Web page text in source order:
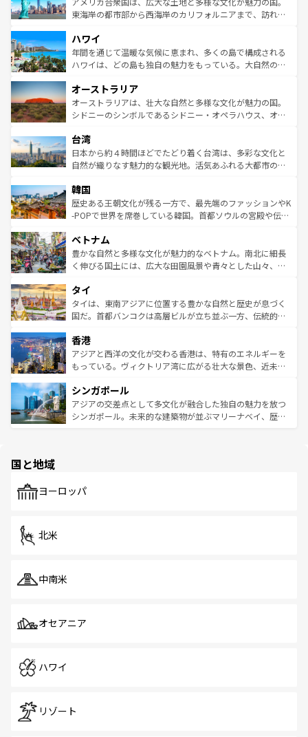
ことができる。国民の所得が高いため物価も高いが、旅行
ば市内交通費無料で観光を楽しむこともできる。 なお、新
着のスイス情報はコンテンツ一覧 を参照してほしい。
東海岸の都市部から西海岸のカリフォルニアまで、訪れる
のような巨大都市は、観光、ショッピング、エンターテイ
ンメントが詰まった刺激的なスポットだ。一方、アメリカ
西部には大自然が広がり、グランドキャニオンやイエロー
部のニューオーリンズでは、音楽と美食が融合した独特の
文化が魅力。旅行者はアメリカの各地域で異なる魅力を楽
しみながら、その多様性と豊かな歴史を感じることができ
ならではの贅沢な旅のスタイルだ。 なお、新着のアメリカ
情報はコンテンツ一覧を参照してほしい。
ハワイ
年間を通じて温暖な気候に恵まれ、多くの島で構成される
ハワイは、どの島も独自の魅力をもっている。大自然の神
ワイ島は見逃せない。また、定番の観光地といえばオアフ
島だが、静かな自然を求めるならマウイ島やカウアイ島が
おすすめ。エメラルドグリーンに輝く海をはじめ、豊かな
れるおもてなしの心で訪れる人々を迎えてくれるハワイの
人々、おいしいローカルフードやハワイアンミュージッ
ク、伝統的なフラダンスなど、すべてがハワイの魅力を彩
ワイを、存分に味わってほしい。 なお、新着のハワイ情報
はコンテンツ一覧を参照してほしい。
オーストラリア
オーストラリアは、壮大な自然と多様な文化が魅力の国。
シドニーのシンボルであるシドニー・オペラハウス、オー
リアリーフや大陸中央部にそびえるウルル（エアーズロッ
ク）、タスマニアの美しい原生林やケアンズの熱帯雨林な
ど、見どころがたくさん。また、カフェやワイン、オージ
いる。アクティビティも充実しており、サーフィンやダイ
ビング、ハイキングなど、アウトドア好きにはたまらな
い。オーストラリアの多彩な魅力を存分に味わいつくそ
参照してほしい。
台湾
日本から約４時間ほどでたどり着く台湾は、多彩な文化と
自然が織りなす魅力的な観光地。活気あふれる大都市の台
ン）、静ひつな山岳地帯である台湾東部など、都市の喧騒
と山間の静けさが共存しており、訪れる人に新しい発見と
驚きをもたらしてくれる。また、奥深い台湾の食文化も魅
容にもいいと評判のスイーツなど、バラエティ豊かな料理
が味わえる。 なお、新着の台湾情報は コンテンツ一覧を参
照してほしい。
韓国
歴史ある王朝文化が残る一方で、最先端のファッションやK
-POPで世界を席巻している韓国。首都ソウルの宮殿や伝統
き、地方に足を延ばせば四季折々の自然美を楽しむことが
できる。そして、キムチや焼肉、絶品のストリートフード
まで、さまざまな韓国料理が待っている。夜には、韓国な
リティに包まれながら、韓国の多彩な魅力を心ゆくまで味
わってみてほしい。 なお、新着の韓国情報はコンテンツ一
覧を参照してほしい。
ベトナム
豊かな自然と多様な文化が魅力的なベトナム。南北に細長
く伸びる国土には、広大な田園風景や青々とした山々、世
急速な発展と共に伝統が息づく。ハノイの古い町並みやホ
ーチミン市のフランス統治時代の建物も、独特の雰囲気を
醸し出している。また、バラエティの豊かさとおいしさで
とつ。フォーやバインミー、ベトナムコーヒーなどは、ぜ
ひ現地で味わいたい。どの地域を訪れてもあたたかい人々
が旅行者を迎えてくれるので、きっと忘れられない旅にな
参照してほしい。
タイ
タイは、東南アジアに位置する豊かな自然と歴史が息づく
国だ。首都バンコクは高層ビルが立ち並ぶ一方、伝統的な
の活気が交差している。北部ではチェンマイなどの山岳地
帯で自然と触れ合い、南部ではプーケットやクラビの美し
いビーチでリゾート気分を楽しむことができる。タイ料理
激する。気候は一年中温暖で、どの季節にも異なる楽しみ
が待っている。親しみやすいタイの人々、仏教を中心とし
た文化、そして多様な観光資源が、訪れる旅人を魅了し続
香港
アジアと西洋の文化が交わる香港は、特有のエネルギーを
もっている。ヴィクトリア湾に広がる壮大な景色、近未来
み、どこを訪れても感動するはず。観光スポットが密集し
ており、効率よく見どころを回れるのも魅力。息をのむよ
うな絶景から文化的な体験まで、香港を存分に楽しみ尽く
シンガポール
アジアの交差点として多文化が融合した独自の魅力を放つ
シンガポール。未来的な建築物が並ぶマリーナベイ、歴史
で、ホーカーズは地元の風情を楽しめる外せないスポット
国と地域
ヨーロッパ
北米
中南米
オセアニア
ハワイ
リゾート